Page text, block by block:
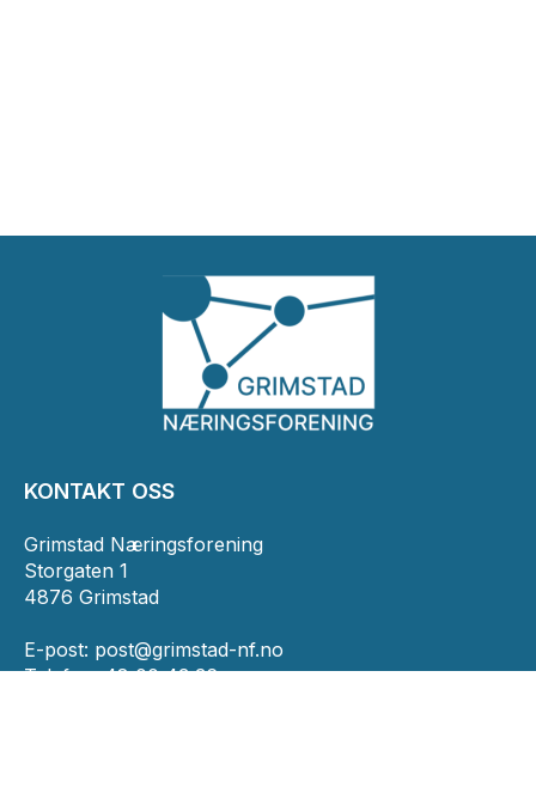
KONTAKT OSS
Grimstad Næringsforening
Storgaten 1
4876 Grimstad
E-post: post@grimstad-nf.no
Telefon: 48 00 43 36